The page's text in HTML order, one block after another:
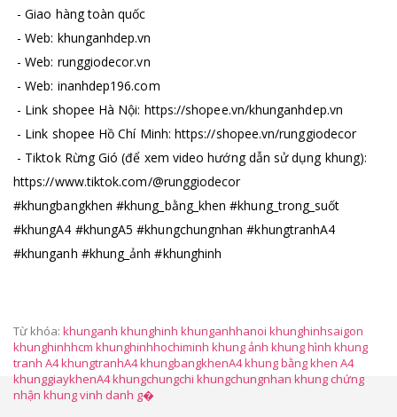
- Giao hàng toàn quốc
- Web: khunganhdep.vn
- Web: runggiodecor.vn
- Web: inanhdep196.com
- Link shopee Hà Nội: https://shopee.vn/khunganhdep.vn
- Link shopee Hồ Chí Minh: https://shopee.vn/runggiodecor
- Tiktok Rừng Gió (để xem video hướng dẫn sử dụng khung):
https://www.tiktok.com/@runggiodecor
#khungbangkhen #khung_bằng_khen #khung_trong_suốt
#khungA4 #khungA5 #khungchungnhan #khungtranhA4
#khunganh #khung_ảnh #khunghinh
Từ khóa: khunganh khunghinh khunganhhanoi khunghinhsaigon
khunghinhhcm khunghinhhochiminh khung ảnh khung hình khung
tranh A4 khungtranhA4 khungbangkhenA4 khung bằng khen A4
khunggiaykhenA4 khungchungchi khungchungnhan khung chứng
nhận khung vinh danh g�